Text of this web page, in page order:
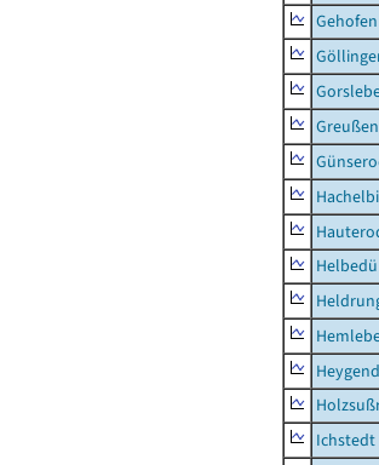
Gehofen
Ichstedt